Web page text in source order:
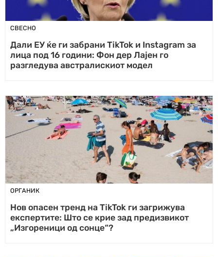
СВЕСНО
Дали ЕУ ќе ги забрани TikTok и Instagram за
лица под 16 години: Фон дер Лајен го
разгледува австралискиот модел
ОРГАНИК
Нов опасен тренд на TikTok ги загрижува
експертите: Што се крие зад предизвикот
„Изгореници од сонце“?